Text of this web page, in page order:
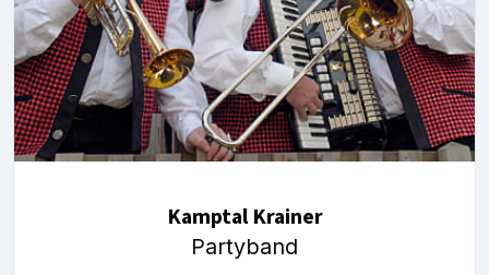
Kamptal Krainer
Partyband